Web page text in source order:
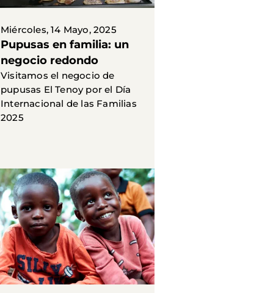
Miércoles, 14 Mayo, 2025
Pupusas en familia: un
negocio redondo
Visitamos el negocio de
pupusas El Tenoy por el Día
Internacional de las Familias
2025